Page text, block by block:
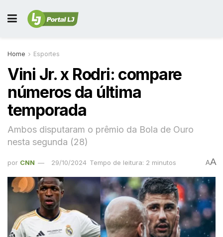
Home Esportes
Vini Jr. x Rodri: compare
números da última
temporada
Ambos disputaram o prêmio da Bola de Ouro
nesta segunda (28)
por CNN 29/10/2024 Tempo de leitura: 2 minutos AA